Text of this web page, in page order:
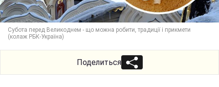
Субота перед Великоднем - що можна робити, традиції і прикмети
(колаж РБК-Україна)
Поделиться